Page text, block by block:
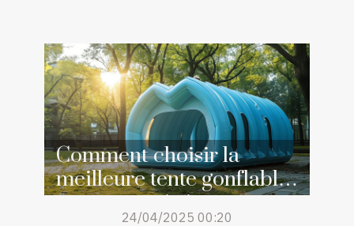
Comment choisir la
meilleure tente gonflable
pour votre événement
24/04/2025 00:20